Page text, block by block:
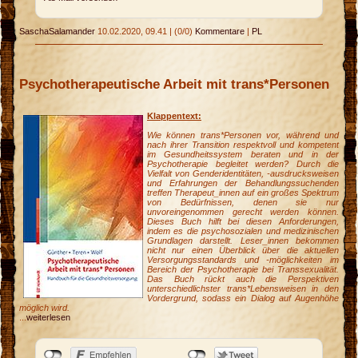
SaschaSalamander 10.02.2020, 09.41 (0/0) Kommentare PL
Psychotherapeutische Arbeit mit trans*Personen
Klappentext:
Wie können trans*Personen vor, während und
nach ihrer Transition respektvoll und kompetent
im Gesundheitssystem beraten und in der
Psychotherapie begleitet werden? Durch die
Vielfalt von Genderidentitäten, -ausdrucksweisen
und Erfahrungen der Behandlungssuchenden
treffen Therapeut_innen auf ein großes Spektrum
von Bedürfnissen, denen sie nur
unvoreingenommen gerecht werden können.
Dieses Buch hilft bei diesen Anforderungen,
indem es die psychosozialen und medizinischen
Grundlagen darstellt. Leser_innen bekommen
nicht nur einen Überblick über die aktuellen
Versorgungsstandards und -möglichkeiten im
Bereich der Psychotherapie bei Transsexualität.
Das Buch rückt auch die Perspektiven
unterschiedlichster trans*Lebensweisen in den
Vordergrund, sodass ein Dialog auf Augenhöhe
möglich wird.
weiterlesen